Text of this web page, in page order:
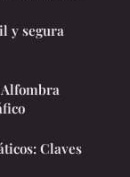
y segura
Claves